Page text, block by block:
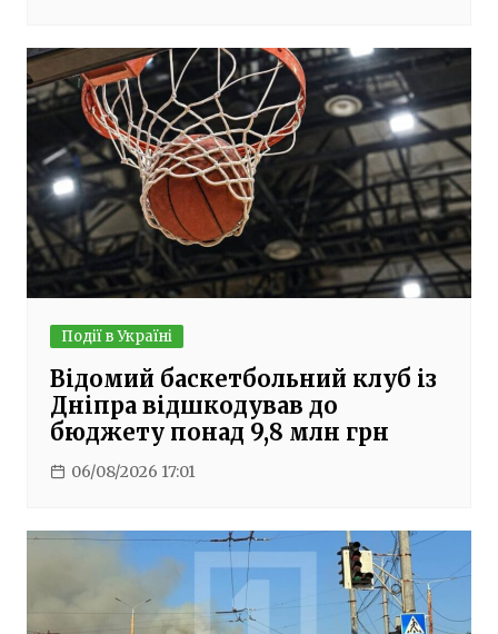
Події в Україні
Відомий баскетбольний клуб із
Дніпра відшкодував до
бюджету понад 9,8 млн грн
06/08/2026 17:01